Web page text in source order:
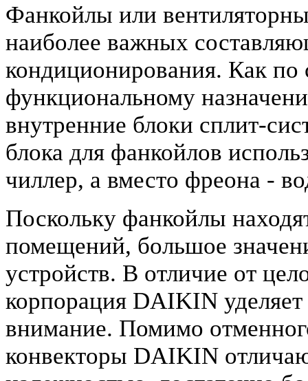
Фанкойлы или
наиболее важных
кондиционирования. Как
функциональному
внутренние блоки сплит-
блока для фанкойлов
чиллер, а вместо фреона -
Поскольку фанкойлы
помещений, большое
устройств. В отличие от
корпорация DAIKIN
внимание. Помимо
конвекторы DAIKIN